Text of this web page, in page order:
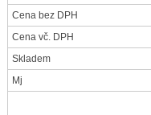
Cena bez DPH
Cena vč. DPH
Skladem
Mj